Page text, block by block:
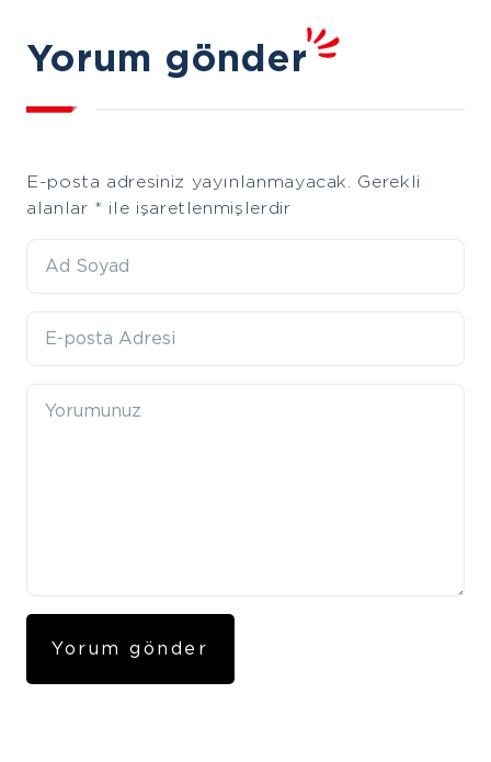
Yorum gönder
E-posta adresiniz yayınlanmayacak.
Gerekli
alanlar * ile işaretlenmişlerdir